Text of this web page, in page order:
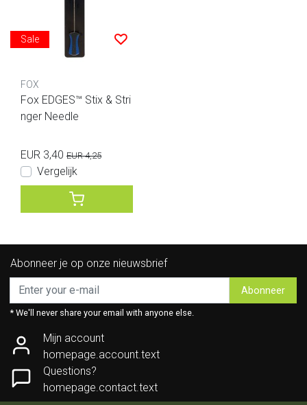
Sale
FOX
Fox EDGES™ Stix & Stri
nger Needle
EUR 3,40 EUR 4,25
Vergelijk
Abonneer je op onze nieuwsbrief
Abonneer
* We'll never share your email with anyone else.
Mijn account
homepage.account.text
Questions?
homepage.contact.text